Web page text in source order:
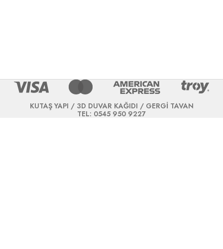
KUTAŞ YAPI / 3D DUVAR KAĞIDI / GERGİ TAVAN
TEL: 0545 950 9227